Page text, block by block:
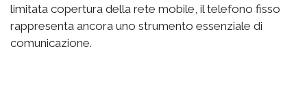
limitata copertura della rete mobile, il telefono fisso
rappresenta ancora uno strumento essenziale di
comunicazione.